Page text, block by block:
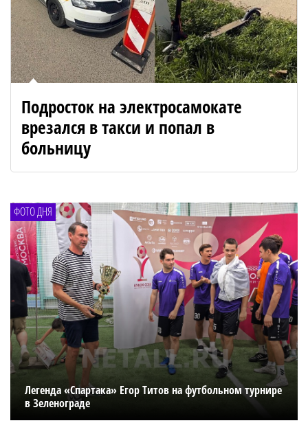
Подросток на электросамокате
врезался в такси и попал в
больницу
ФОТО ДНЯ
Легенда «Спартака» Егор Титов на футбольном турнире
в Зеленограде